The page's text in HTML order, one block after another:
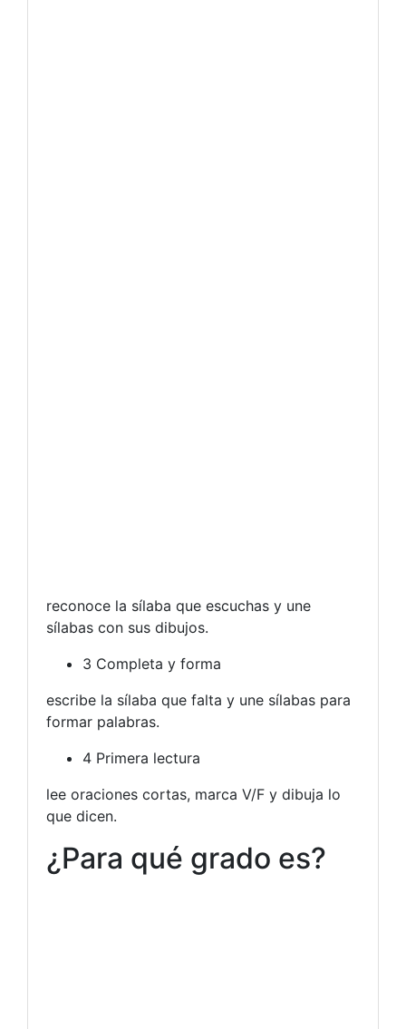
reconoce la sílaba que escuchas y une
sílabas con sus dibujos.
3 Completa y forma
escribe la sílaba que falta y une sílabas para
formar palabras.
4 Primera lectura
lee oraciones cortas, marca V/F y dibuja lo
que dicen.
¿Para qué grado es?